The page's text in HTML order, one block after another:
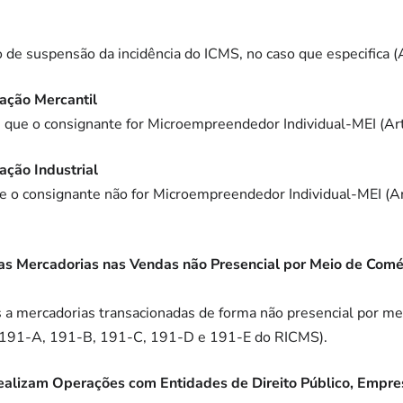
suspensão da incidência do ICMS, no caso que especifica
Mercantil
o consignante for Microempreendedor Individual-MEI
Industrial
o consignante não for Microempreendedor Individual-MEI
Mercadorias nas Vendas não Presencial por Meio de
mercadorias transacionadas de forma não presencial por
A, 191-B, 191-C, 191-D e 191-E do RICMS).
Operações com Entidades de Direito Público,